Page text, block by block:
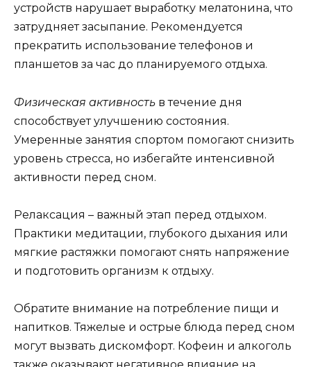
устройств нарушает выработку мелатонина, что
затрудняет засыпание. Рекомендуется
прекратить использование телефонов и
планшетов за час до планируемого отдыха.
Физическая активность в течение дня
способствует улучшению состояния.
Умеренные занятия спортом помогают снизить
уровень стресса, но избегайте интенсивной
активности перед сном.
Релаксация – важный этап перед отдыхом.
Практики медитации, глубокого дыхания или
мягкие растяжки помогают снять напряжение
и подготовить организм к отдыху.
Обратите внимание на потребление пищи и
напитков. Тяжелые и острые блюда перед сном
могут вызвать дискомфорт. Кофеин и алкоголь